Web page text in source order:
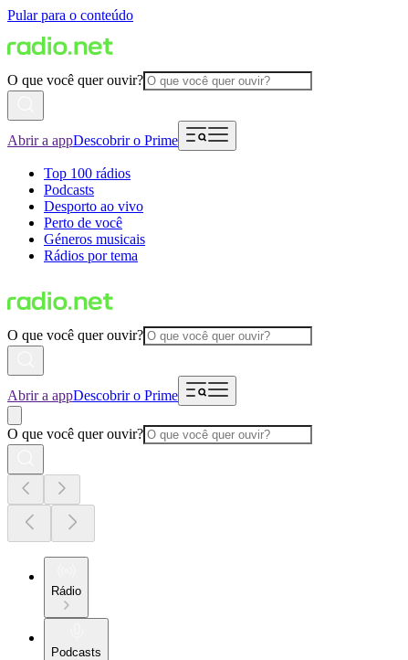
Pular para o conteúdo
O que você quer ouvir?
Abrir a appDescobrir o Prime
Top 100 rádios
Podcasts
Desporto ao vivo
Perto de você
Géneros musicais
Rádios por tema
O que você quer ouvir?
Abrir a appDescobrir o Prime
O que você quer ouvir?
Rádio
Podcasts